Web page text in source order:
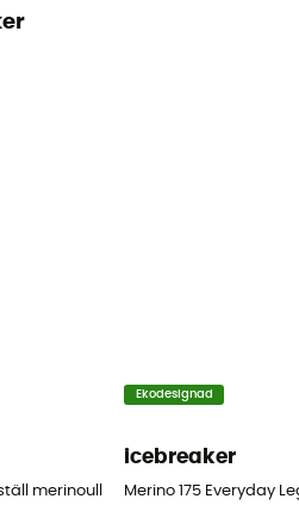
merinoull Herr
Ekodesignad
icebreaker
Merino 175 Everyday